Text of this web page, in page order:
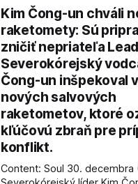
Kim Čong-un chváli
raketomety: Sú
zničiť nepriateľa
Severokórejský
Čong-un inšpekoval
nových salvových
raketometov, ktoré
kľúčovú zbraň pre
konflikt.
Content: Soul 30. decembra